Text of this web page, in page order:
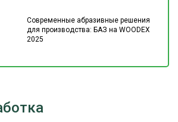
Современные абразивные решения
для производства: БАЗ на WOODEX
2025